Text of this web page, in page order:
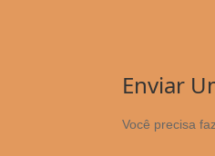
Enviar
Você precisa